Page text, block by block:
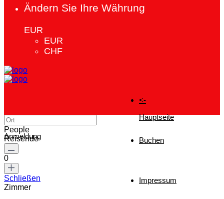
Ändern Sie Ihre Währung
EUR
EUR
CHF
<-
Hauptseite
Buchen
Impressum
Anmeldung
People
Reisende
0
Schließen
Zimmer